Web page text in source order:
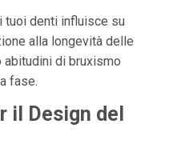
tuoi denti influisce su
alla longevità delle
di bruxismo
fase.
il Design del